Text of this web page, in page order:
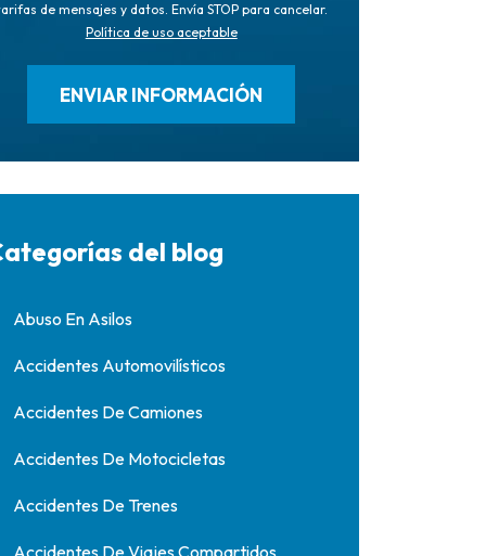
de mensajes y datos. Envía STOP para cancelar.
Política de uso aceptable
del blog
Abuso En Asilos
Accidentes Automovilísticos
Accidentes De Camiones
Accidentes De Motocicletas
Accidentes De Trenes
Accidentes De Viajes Compartidos